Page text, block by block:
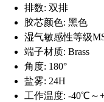
排数: 双排
胶芯颜色: 黑色
湿气敏感性等级
端子材质: Brass
角度: 180°
盐雾: 24H
工作温度: -40℃～